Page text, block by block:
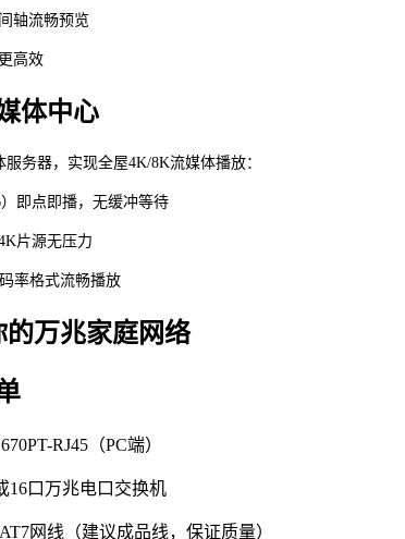
轴流畅预览
高效
体中心
服务器，实现全屋4K/8K流媒体播放：
）即点即播，无缓冲等待
片源无压力
率格式流畅播放
的万兆家庭网络
RJ45（PC端）
16口万兆电口交换机
网线（建议成品线，保证质量）